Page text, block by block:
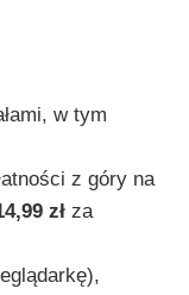
w tym
z góry na
złza